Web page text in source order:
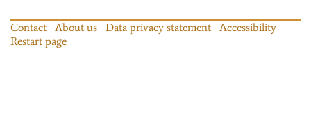
Contact About us Data privacy statement
Accessibility
Restart page